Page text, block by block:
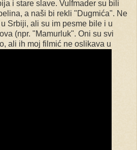
i stare slave. Vulfmader su bili
a naši bi rekli "Dugmića". Ne
Srbiji, ali su im pesme bile i u
(npr. "Mamurluk". Oni su svi
ali ih moj filmić ne oslikava u